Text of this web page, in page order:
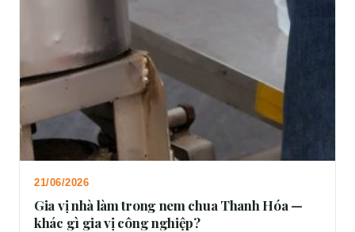
21/06/2026
Gia vị nhà làm trong nem chua Thanh Hóa —
khác gì gia vị công nghiệp?